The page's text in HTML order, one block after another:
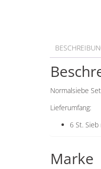
Normalsiebe
Lieferumfang:
6 St.
Marke